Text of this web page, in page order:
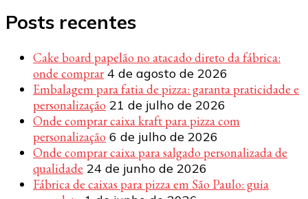
Posts recentes
Cake board papelão no atacado direto da fábrica:
onde comprar 4 de agosto de 2026
Embalagem para fatia de pizza: garanta praticidade e
personalização 21 de julho de 2026
Onde comprar caixa kraft para pizza com
personalização 6 de julho de 2026
Onde comprar caixa para salgado personalizada de
qualidade 24 de junho de 2026
Fábrica de caixas para pizza em São Paulo: guia